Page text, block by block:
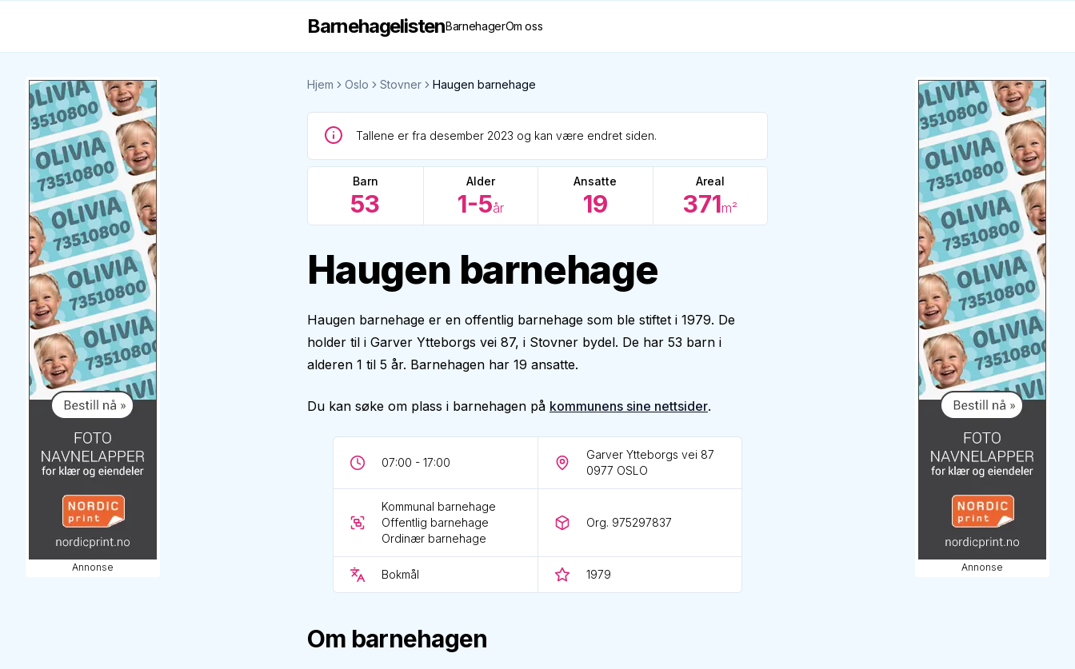
BarnehagelistenBarnehagerOm oss
Annonse
Hjem Oslo Stovner Haugen barnehage
Tallene er fra desember 2023 og kan være endret siden.
Barn
53
Alder
1-5år
Ansatte
19
Areal
371m²
Haugen barnehage
Haugen barnehage er en offentlig barnehage som ble stiftet i 1979. De
holder til i Garver Ytteborgs vei 87, i Stovner bydel. De har 53 barn i
alderen 1 til 5 år. Barnehagen har 19 ansatte.
Du kan søke om plass i barnehagen på kommunens sine nettsider.
07:00 - 17:00
Garver Ytteborgs vei 87
0977 OSLO
Kommunal barnehage
Offentlig barnehage
Ordinær barnehage
Org. 975297837
Bokmål 1979
Om barnehagen
Annonse